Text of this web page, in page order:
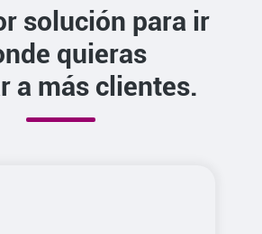
solución para ir
quieras
a más clientes.